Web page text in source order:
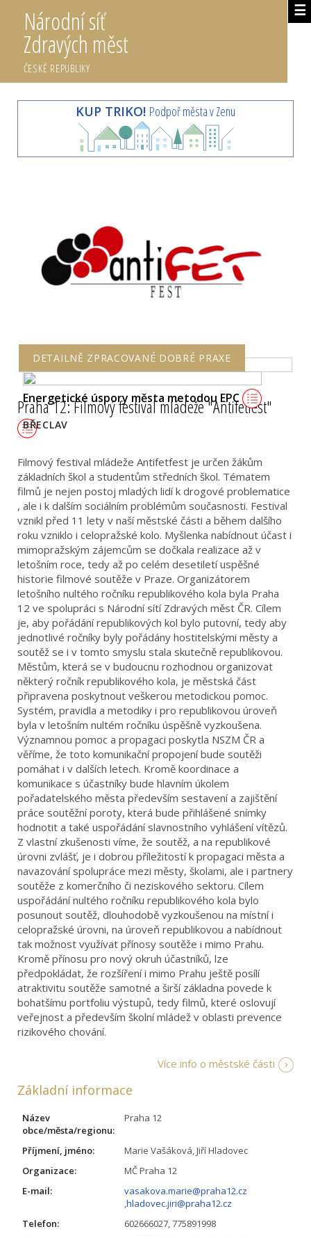
☰
Národní síť
Zdravých měst
ČESKÉ REPUBLIKY
KUP TRIKO! Podpoř města v Zenu
DETAILNĚ ZPRACOVANÉ DOBRÉ PRAXE
Energetické úspory města metodou EPC
BŘECLAV
Praha 12: Filmový festival mládeže "Antifetfest"
Filmový festival mládeže Antifetfest je určen žákům
základních škol a studentům středních škol. Tématem
filmů je nejen postoj mladých lidí k drogové problematice
, ale i k dalším sociálním problémům současnosti. Festival
vznikl před 11 lety v naší městské části a během dalšího
roku vzniklo i celopražské kolo. Myšlenka nabídnout účast i
mimopražským zájemcům se dočkala realizace až v
letošním roce, tedy až po celém desetiletí uspěšné
historie filmové soutěže v Praze. Organizátorem
letošního nultého ročníku republikového kola byla Praha
12 ve spolupráci s Národní sítí Zdravých měst ČR. Cílem
je, aby pořádání republikových kol bylo putovní, tedy aby
jednotlivé ročníky byly pořádány hostitelskými městy a
soutěž se i v tomto smyslu stala skutečně republikovou.
Městům, která se v budoucnu rozhodnou organizovat
některý ročník republikového kola, je městská část
připravena poskytnout veškerou metodickou pomoc.
Systém, pravidla a metodiky i pro republikovou úroveň
byla v letošním nultém ročníku úspěšně vyzkoušena.
Významnou pomoc a propagaci poskytla NSZM ČR a
věříme, že toto komunikační propojení bude soutěži
pomáhat i v dalších letech. Kromě koordinace a
komunikace s účastníky bude hlavním úkolem
pořadatelského města především sestavení a zajištění
práce soutěžní poroty, která bude přihlášené snímky
hodnotit a také uspořádání slavnostního vyhlášení vítězů.
Z vlastní zkušenosti víme, že soutěž, a na republikové
úrovni zvlášť, je i dobrou příležitostí k propagaci města a
navazování spolupráce mezi městy, školami, ale i partnery
soutěže z komerčního či neziskového sektoru. Cílem
uspořádání nultého ročníku republikového kola bylo
posunout soutěž, dlouhodobě vyzkoušenou na místní i
celopražské úrovni, na úroveň republikovou a nabídnout
tak možnost využívat přínosy soutěže i mimo Prahu.
Kromě přínosu pro nový okruh účastníků, lze
předpokládat, že rozšíření i mimo Prahu ještě posílí
atraktivitu soutěže samotné a širší základna povede k
bohatšímu portfoliu výstupů, tedy filmů, které oslovují
veřejnost a především školní mládež v oblasti prevence
rizikového chování.
Více info o městské části
Základní informace
Název
obce/města/regionu:
Praha 12
Příjmení, jméno:
Marie Vašáková, Jiří Hladovec
Organizace:
MČ Praha 12
E-mail:
vasakova.marie@praha12.cz
,hladovec.jiri@praha12.cz
Telefon:
602666027, 775891998